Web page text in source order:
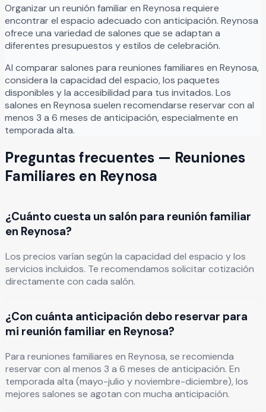
Organizarun reunión familiaren Reynosa requiere
encontrar el espacio adecuado con anticipación. Reynosa
ofrece una variedad de salones que se adaptan a
diferentes presupuestos y estilos de celebración.
Al comparar salones para reuniones familiares en Reynosa,
considera la capacidad del espacio, los paquetes
disponibles y la accesibilidad para tus invitados. Los
salones en Reynosa suelen recomendarse reservar con al
menos 3 a 6 meses de anticipación, especialmente en
temporada alta.
Preguntas frecuentes — Reuniones
Familiares en Reynosa
¿Cuánto cuesta un salón para reunión familiar
en Reynosa?
Los precios varían según la capacidad del espacio y los
servicios incluidos. Te recomendamos solicitar cotización
directamente con cada salón.
¿Con cuánta anticipación debo reservar para
mi reunión familiar en Reynosa?
Para reuniones familiares en Reynosa, se recomienda
reservar con al menos 3 a 6 meses de anticipación. En
temporada alta (mayo-julio y noviembre-diciembre), los
mejores salones se agotan con mucha anticipación.